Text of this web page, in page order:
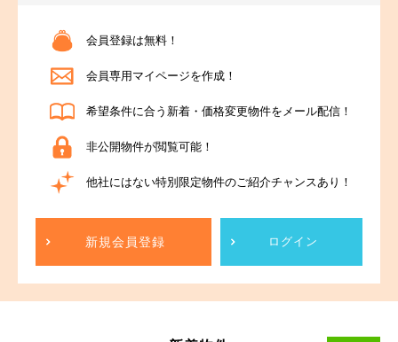
会員登録は無料！
会員専用マイページを作成！
希望条件に合う新着・価格変更物件をメール配信！
非公開物件が閲覧可能！
他社にはない特別限定物件のご紹介チャンスあり！
新規会員登録 ログイン